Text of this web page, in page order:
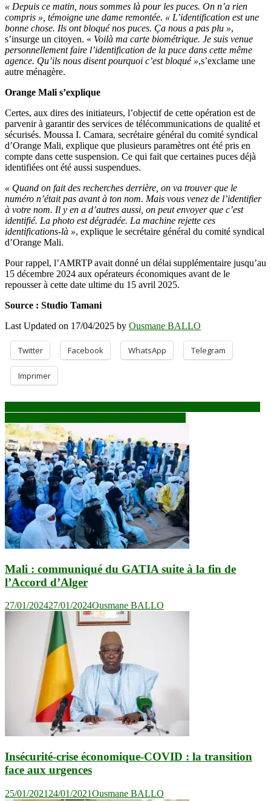
« Depuis ce matin, nous sommes là pour les puces. On n’a rien
compris », témoigne une dame remontée. « L’identification est une
bonne chose. Ils ont bloqué nos puces. Ça nous a pas plu »,
s’insurge un citoyen. « Voilà ma carte biométrique. Je suis venue
personnellement faire l’identification de la puce dans cette même
agence. Qu’ils nous disent pourquoi c’est bloqué »,s’exclame une
autre ménagère.
Orange Mali s’explique
Certes, aux dires des initiateurs, l’objectif de cette opération est de
parvenir à garantir des services de télécommunications de qualité et
sécurisés. Moussa I. Camara, secrétaire général du comité syndical
d’Orange Mali, explique que plusieurs paramètres ont été pris en
compte dans cette suspension. Ce qui fait que certaines puces déjà
identifiées ont été aussi suspendues.
« Quand on fait des recherches derrière, on va trouver que le
numéro n’était pas avant à ton nom. Mais vous venez de l’identifier
à votre nom. Il y en a d’autres aussi, on peut envoyer que c’est
identifié. La photo est dégradée. La machine rejette ces
identifications-là », explique le secrétaire général du comité syndical
d’Orange Mali.
Pour rappel, l’AMRTP avait donné un délai supplémentaire jusqu’au
15 décembre 2024 aux opérateurs économiques avant de le
repousser à cette date ultime du 15 avril 2025.
Source : Studio Tamani
Last Updated on 17/04/2025 by Ousmane BALLO
Twitter Facebook WhatsApp Telegram
Imprimer
Navigation
de
l’article
Mali : communiqué du GATIA suite à la fin de
l’Accord d’Alger
27/01/202427/01/2024Ousmane BALLO
Insécurité-crise économique-COVID : la transition
face aux urgences
25/01/2021 24/01/2021Ousmane BALLO